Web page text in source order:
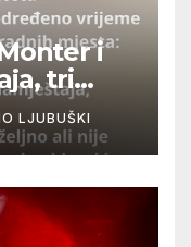
i
tri
LJUBUŠKI